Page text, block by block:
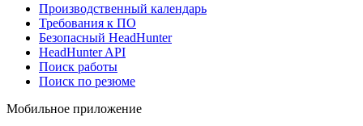
Производственный календарь
Требования к ПО
Безопасный HeadHunter
HeadHunter API
Поиск работы
Поиск по резюме
Мобильное приложение